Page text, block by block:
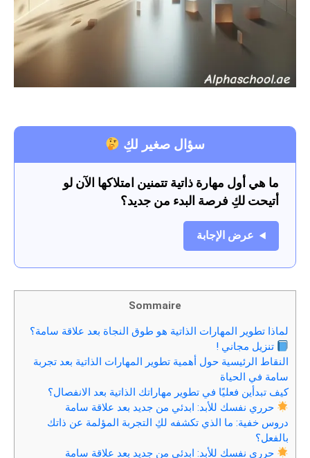
سؤال صغير لكِ
ما هي أول مهارة ذاتية تتمنين امتلاكها الآن لو
أتيحت لكِ فرصة البدء من جديد؟
عرض الإجابة
Sommaire
لماذا تطوير المهارات الذاتية هو طوق النجاة بعد علاقة سامة؟
تنزيل مجاني !
النقاط الرئيسية حول أهمية تطوير المهارات الذاتية بعد تجربة
سامة في الحياة
كيف تبدأين فعليًا في تطوير مهاراتك الذاتية بعد الانفصال؟
حرري نفسك للأبد: ابدئي من جديد بعد علاقة سامة
دروس خفية: ما الذي تكشفه لكِ التجربة المؤلمة عن ذاتك
بالفعل؟
حرري نفسك للأبد: ابدئي من جديد بعد علاقة سامة